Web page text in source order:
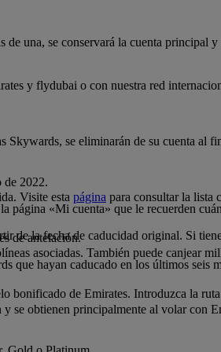
una, se conservará la cuenta principal y
y flydubai o con nuestra red
se eliminarán de su cuenta al
de 2022.
página «Mi cuenta» que le recuerden
de la fecha de caducidad original. Si
Visite esta página para consultar la lista
de antelación.
que hayan caducado en los últimos seis
asociadas. También puede canjear
bonificado de Emirates. Introduzca la ruta
se obtienen principalmente al volar con